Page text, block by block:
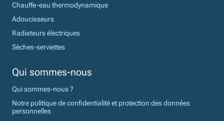
Chauffe-eau thermodynamique
Adoucisseurs
Radiateurs électriques
Sèches-serviettes
Qui sommes-nous
Qui sommes-nous ?
Notre politique de confidentialité et protection des données
personnelles